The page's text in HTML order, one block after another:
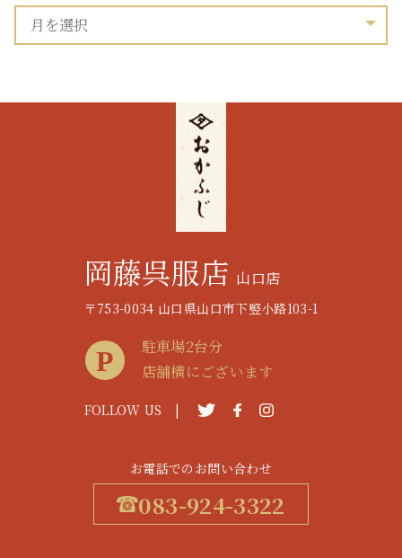
岡藤呉服店 山口店
〒753-0034 山口県山口市下竪小路103-1
駐車場2台分
店舗横にございます
FOLLOW US |
お電話でのお問い合わせ
083-924-3322